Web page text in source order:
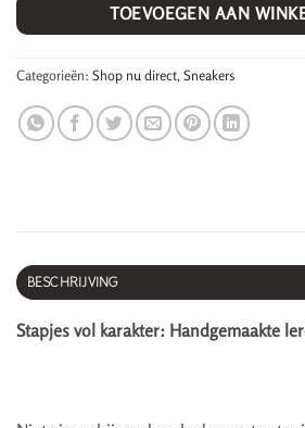
TOEVOEGEN AAN
Categorieën: Shop nu direct,Sneakers
BESCHRIJVING
Stapjes vol karakter: Handgemaakte